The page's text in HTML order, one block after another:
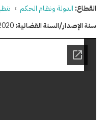
القطاع: الدولة ونظام الحكم ›
سنة الإصدار/السنة القضائية: